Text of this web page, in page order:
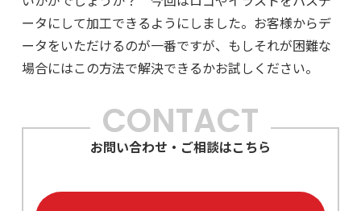
ータにして加工できるようにしました。お客様からデ
ータをいただけるのが一番ですが、もしそれが困難な
場合にはこの方法で解決できるかお試しください。
CONTACT
お問い合わせ・ご相談はこちら